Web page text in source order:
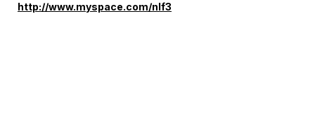
http://www.myspace.com/nlf3